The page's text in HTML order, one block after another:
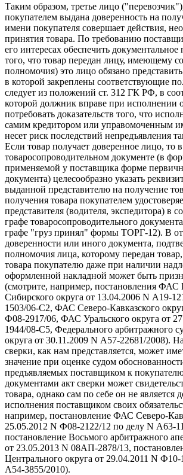
Таким образом, третье лицо
покупателем выдана доверенность на
имени покупателя совершает действия,
принятия товара. По требованию
его интересах обеспечить
того, что товар передан лицу, имеющему
полномочия) это лицо обязано
в которой закреплены соответствующие
следует из положений ст. 312 ГК РФ, в
которой должник вправе при исполнении
потребовать доказательств того, что
самим кредитором или управомоченным
несет риск последствий непредъявления
Если товар получает доверенное лицо, то в
товаросопроводительном документе (в
применяемой у поставщика форме
документа) целесообразно указать
выданной представителю на получение
получения товара покупателем
представителя (водителя, экспедитора) в
графе товаросопроводительного
графе "груз принял" формы ТОРГ-12). В
доверенности или иного документа,
полномочия лица, которому передан
товара покупателю даже при наличии
оформленной накладной может быть
(смотрите, например, постановления ФАС
Сибирского округа от 13.04.2006 N А19-
1503/06-С2, ФАС Северо-Кавказского
Ф08-2917/06, ФАС Уральского округа от
1944/08-С5, Федерального арбитражного
округа от 30.11.2009 N А57-22681/2008).
сверки, как нам представляется, может
значение при оценке судом
предъявляемых поставщиком к
документами акт сверки может
товара, однако сам по себе он не является
исполнения поставщиком своих
например, постановление ФАС Северо-
25.05.2012 N Ф08-2122/12 по делу N А63-
постановление Восьмого арбитражного
от 23.05.2013 N 08АП-2878/13,
Центрального округа от 29.04.2011 N
А54-3855/2010).